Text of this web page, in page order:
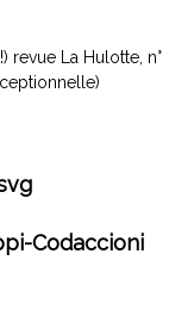
revue La Hulotte, n°
Codaccioni